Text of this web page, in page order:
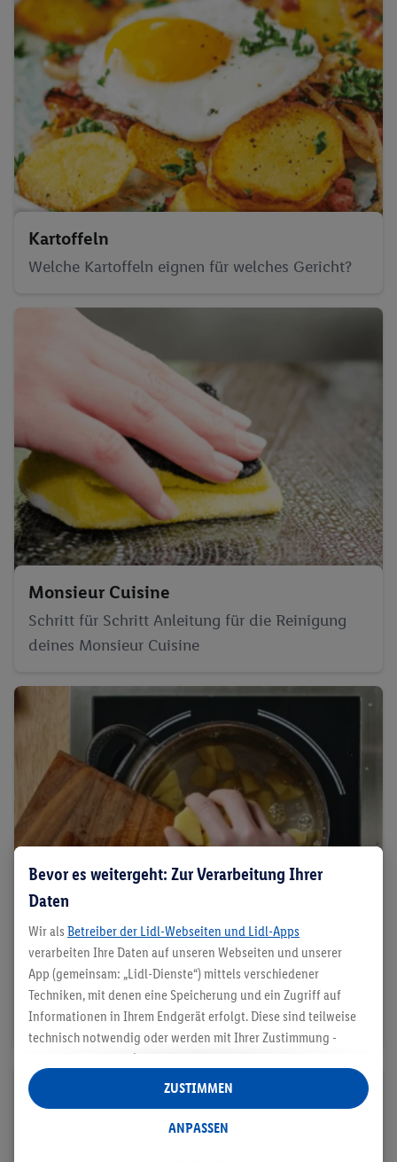
Kartoffeln
Welche Kartoffeln eignen für welches Gericht?
Monsieur Cuisine
Schritt für Schritt Anleitung für die Reinigung
deines Monsieur Cuisine
Kartoffeln
Kartoffeln in heißem oder kaltem Wasser
kochen?
Bevor es weitergeht: Zur Verarbeitung Ihrer
Daten
Wir als Betreiber der Lidl-Webseiten und Lidl-Apps
verarbeiten Ihre Daten auf unseren Webseiten und unserer
App (gemeinsam: „Lidl-Dienste“) mittels verschiedener
Techniken, mit denen eine Speicherung und ein Zugriff auf
Informationen in Ihrem Endgerät erfolgt. Diese sind teilweise
technisch notwendig oder werden mit Ihrer Zustimmung -
auch durch Partner (u.a.
Verantwortliche; im Zusammenhang mit dem IAB TCF
insgesamt
Statistik-Erstellung oder für personalisierte Werbung
ANPASSEN
ZUSTIMMEN